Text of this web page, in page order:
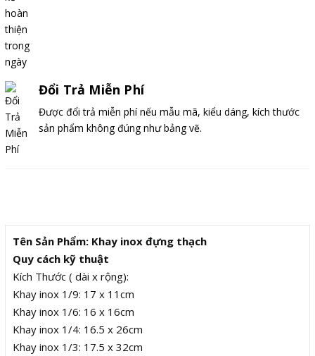
Đổi Trả Miễn Phí
Được đổi trả miễn phí nếu mẫu mã, kiểu dáng, kích thước
sản phẩm không đúng như bảng vẽ.
Tên Sản Phẩm: Khay inox đựng thạch
Quy cách kỹ thuật
Kích Thước ( dài x rộng):
Khay inox 1/9: 17 x 11cm
Khay inox 1/6: 16 x 16cm
Khay inox 1/4: 16.5 x 26cm
Khay inox 1/3: 17.5 x 32cm